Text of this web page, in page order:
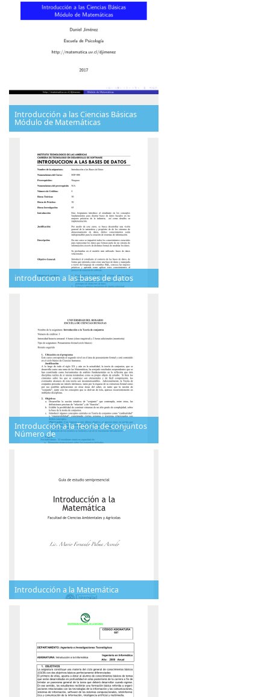
Introducción a las Ciencias Básicas
Módulo de Matemáticas
introduccion a las bases de datos
Introducción a la Teoría de conjuntos
Número de
Introducción a la Matemática